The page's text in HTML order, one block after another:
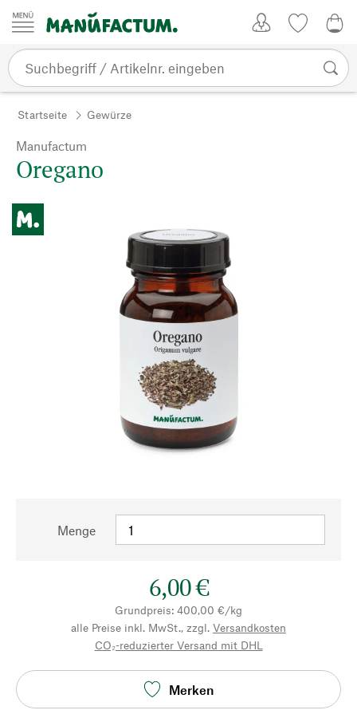
Zum Inhalt springen
Startseite Gewürze
Manufactum
Oregano
Menge
6,00 €
Grundpreis: 400,00 €/kg
alle Preise inkl. MwSt., zzgl. Versandkosten
CO₂-reduzierter Versand mit DHL
Merken